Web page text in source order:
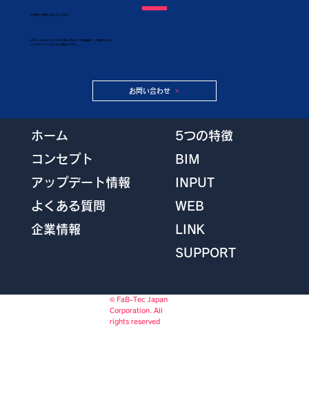
​お気軽にお問い合わせください
お問い合わせ
KAPシステムについてのお問い合わせ、資料請求、ご質問などは
こちらのフォームからご連絡ください。
ホーム
コンセプト
アップデート情報
よくある質問
企業情報
5つの特徴
BIM
INPUT
WEB
LINK
SUPPORT
© FaB-Tec Japan
Corporation. All
rights reserved